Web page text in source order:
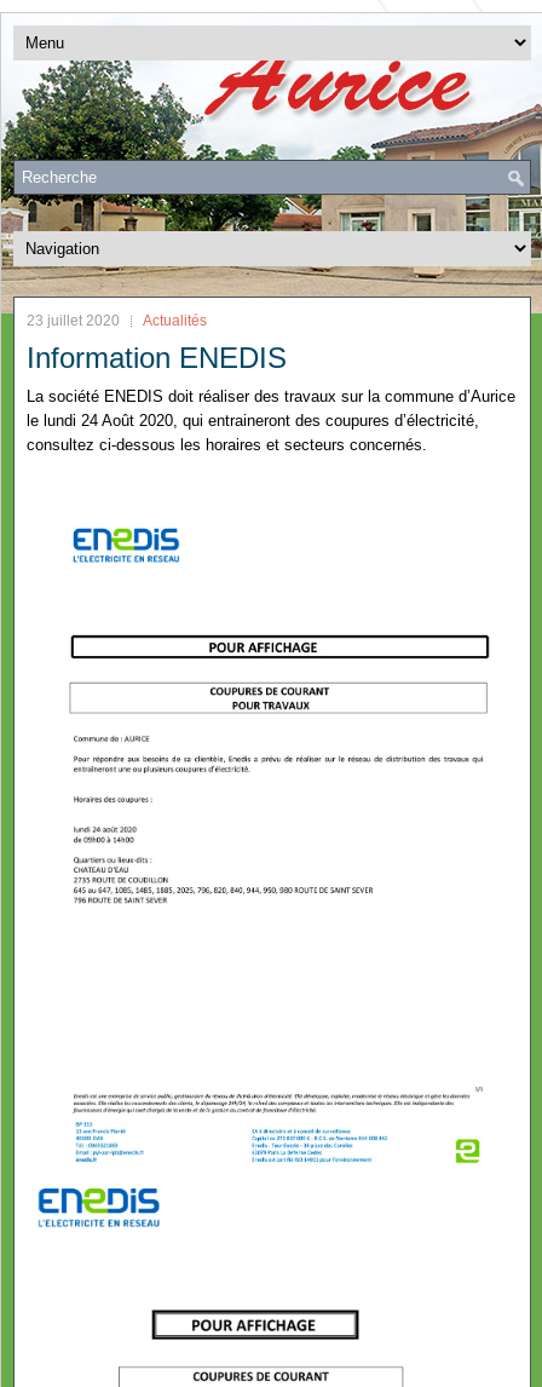
23 juillet 2020 Actualités
Information ENEDIS
La société ENEDIS doit réaliser des travaux sur la commune d’Aurice
le lundi 24 Août 2020, qui entraineront des coupures d’électricité,
consultez ci-dessous les horaires et secteurs concernés.